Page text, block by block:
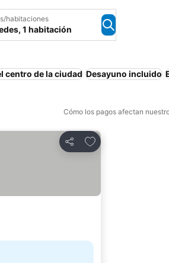
habitaciones
1 habitación
centro de la ciudad Desayuno incluido
Cómo los pagos afectan
Compartir
Agregar a favoritos